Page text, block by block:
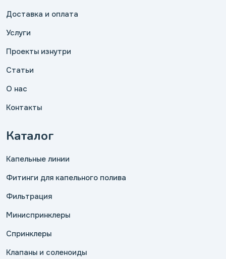
Доставка и оплата
Услуги
Проекты изнутри
Статьи
О нас
Контакты
Каталог
Капельные линии
Фитинги для капельного полива
Фильтрация
Миниспринклеры
Спринклеры
Клапаны и соленоиды